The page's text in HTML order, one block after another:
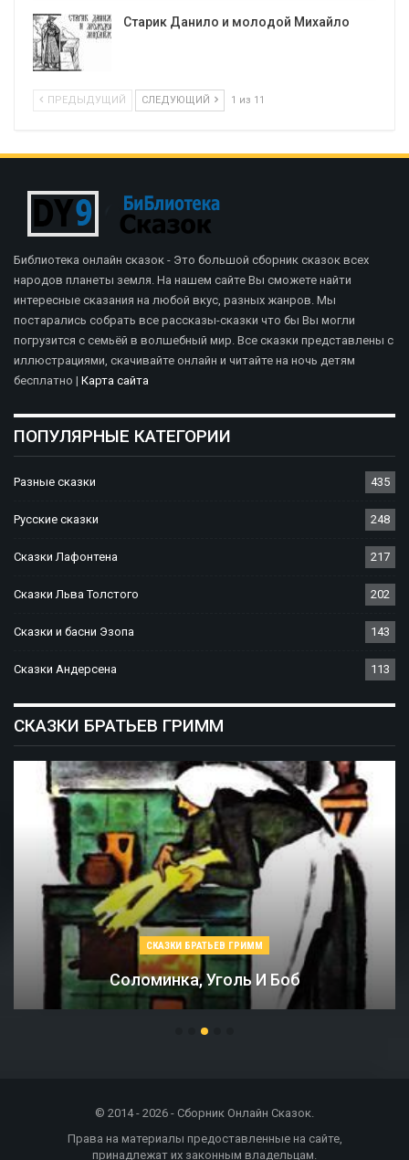
Старик Данило и молодой Михайло
ПРЕДЫДУЩИЙ СЛЕДУЮЩИЙ 1 из 11
Библиотека онлайн сказок - Это большой сборник сказок всех
народов планеты земля. На нашем сайте Вы сможете найти
интересные сказания на любой вкус, разных жанров. Мы
постарались собрать все рассказы-сказки что бы Вы могли
погрузится с семьёй в волшебный мир. Все сказки представлены с
иллюстрациями, скачивайте онлайн и читайте на ночь детям
бесплатно | Карта сайта
ПОПУЛЯРНЫЕ КАТЕГОРИИ
Разные сказки 435
Русские сказки 248
Сказки Лафонтена 217
Сказки Льва Толстого 202
Сказки и басни Эзопа 143
Сказки Андерсена 113
СКАЗКИ БРАТЬЕВ ГРИММ
СКАЗКИ БРАТЬЕВ ГРИММ
Маленькие Человечки
© 2014 - 2026 - Сборник Онлайн Сказок.
Права на материалы предоставленные на сайте,
принадлежат их законным владельцам.